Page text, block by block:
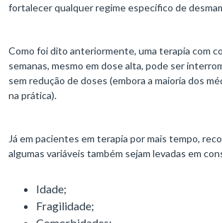
fortalecer qualquer regime específico de
Como foi dito anteriormente, uma terapia com
semanas, mesmo em dose alta, pode ser
sem redução de doses (embora a maioria dos
na prática).
Já em pacientes em terapia por mais tempo,
algumas variáveis também sejam levadas em
Idade;
Fragilidade;